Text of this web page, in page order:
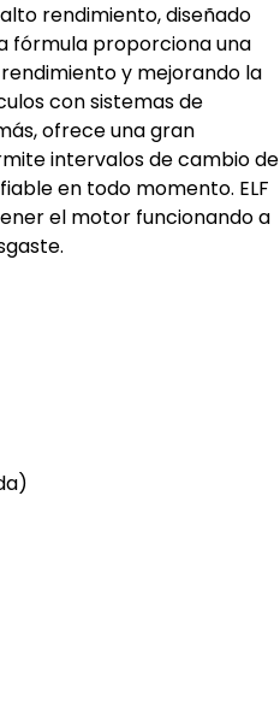
rendimiento, diseñado
fórmula proporciona una
y mejorando la
con sistemas de
ofrece una gran
intervalos de cambio de
en todo momento. ELF
el motor funcionando a